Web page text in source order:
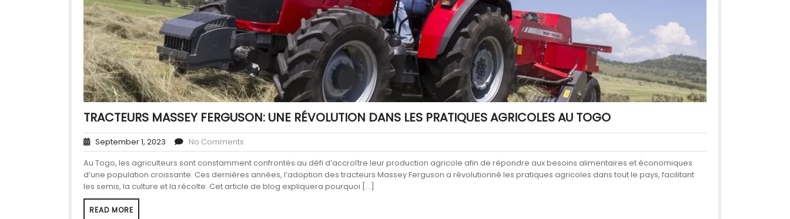
TRACTEURS MASSEY FERGUSON: UNE RÉVOLUTION DANS LES PRATIQUES AGRICOLES AU TOGO
September 1, 2023
No Comments
Au Togo, les agriculteurs sont constamment confrontés au défi d’accroître leur production agricole afin de répondre aux besoins alimentaires et économiques
d’une population croissante. Ces dernières années, l’adoption des tracteurs Massey Ferguson a révolutionné les pratiques agricoles dans tout le pays, facilitant
les semis, la culture et la récolte. Cet article de blog expliquera pourquoi […]
READ MORE